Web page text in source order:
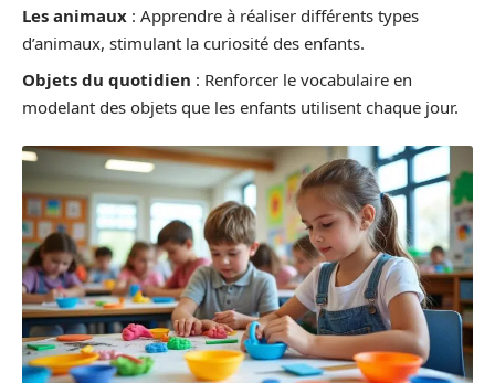
Les animaux : Apprendre à réaliser différents types
d’animaux, stimulant la curiosité des enfants.
Objets du quotidien : Renforcer le vocabulaire en
modelant des objets que les enfants utilisent chaque jour.